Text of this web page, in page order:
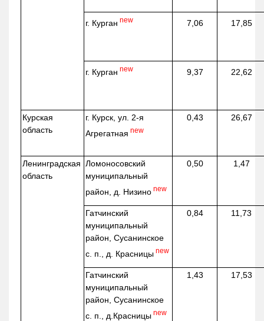
г. Курган new 7,06 17,85
г. Курган new 9,37 22,62
Курская
область
г. Курск, ул. 2-я
Агрегатная new
0,43 26,67
Ленинградская
область
Ломоносовский
муниципальный
район, д. Низино new
0,50 1,47
Гатчинский
муниципальный
район, Сусанинское
с. п., д. Красницы new
0,84 11,73
Гатчинский
муниципальный
район, Сусанинское
с. п., д.Красницы new
1,43 17,53